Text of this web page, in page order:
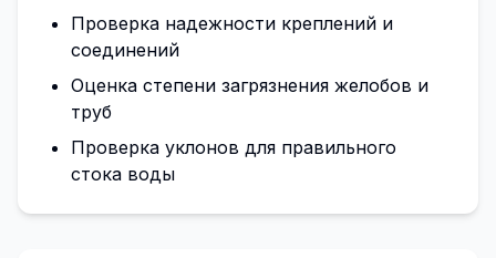
Проверка надежности креплений и
соединений
Оценка степени загрязнения желобов и
труб
Проверка уклонов для правильного
стока воды